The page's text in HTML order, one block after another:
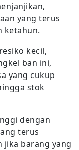
yang terus
ketahun.
kecil,
ban ini,
yang cukup
stok
dengan
terus
jika barang yang